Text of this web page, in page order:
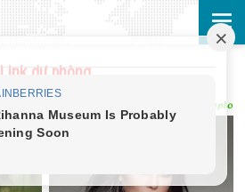
Link dự phòng